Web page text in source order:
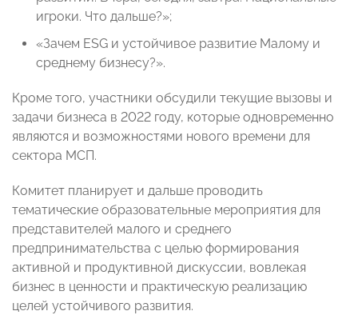
игроки. Что дальше?»;
«Зачем ESG и устойчивое развитие Малому и
среднему бизнесу?».
Кроме того, участники обсудили текущие вызовы и
задачи бизнеса в 2022 году, которые одновременно
являются и возможностями нового времени для
сектора МСП.
Комитет планирует и дальше проводить
тематические образовательные мероприятия для
представителей малого и среднего
предпринимательства с целью формирования
активной и продуктивной дискуссии, вовлекая
бизнес в ценности и практическую реализацию
целей устойчивого развития.